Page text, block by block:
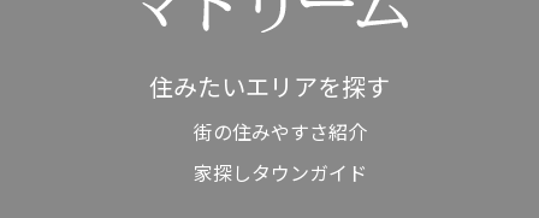
住みたいエリアを探す
街の住みやすさ紹介
家探しタウンガイド